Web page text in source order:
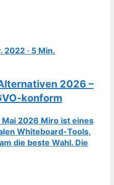
2022 · 5 Min.
2026 –
konform
2026 Miro ist eines
Whiteboard-Tools,
die beste Wahl. Die